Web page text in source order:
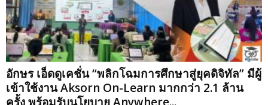
อักษร เอ็ดดูเคชั่น “พลิกโฉมการศึกษาสู่ยุคดิจิทัล” มีผู้
เข้าใช้งาน Aksorn On-Learn มากกว่า 2.1 ล้าน